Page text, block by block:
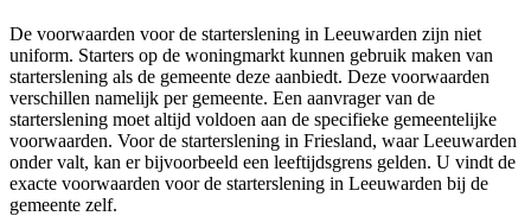
De voorwaarden voor de starterslening in Leeuwarden zijn niet
uniform. Starters op de woningmarkt kunnen gebruik maken van
starterslening als de gemeente deze aanbiedt. Deze voorwaarden
verschillen namelijk per gemeente. Een aanvrager van de
starterslening moet altijd voldoen aan de specifieke gemeentelijke
voorwaarden. Voor de starterslening in Friesland, waar Leeuwarden
onder valt, kan er bijvoorbeeld een leeftijdsgrens gelden. U vindt de
exacte voorwaarden voor de starterslening in Leeuwarden bij de
gemeente zelf.